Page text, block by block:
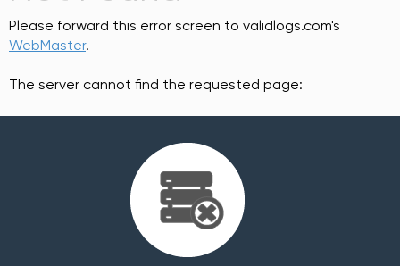
Please forward this error screen to validlogs.com's
WebMaster.
The server cannot find the requested page: